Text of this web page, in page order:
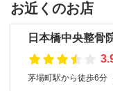
お近くのお店
日本橋中央整骨
茅場町駅から徒歩6分